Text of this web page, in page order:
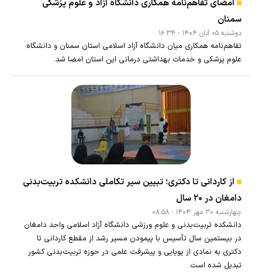
امضای تفاهم‌نامه همکاری دانشگاه آزاد و علوم پزشکی
سمنان
دوشنبه ۰۵ آبان ۱۴۰۴ - ۱۶:۳۴
تفاهم‌نامه همکاری میان دانشگاه آزاد اسلامی استان سمنان و دانشگاه
علوم پزشکی و خدمات بهداشتی درمانی این استان امضا شد.
از کاردانی تا دکتری؛ تبیین سیر تکاملی دانشکده تربیت‌بدنی
دامغان در ۲۰ سال
چهارشنبه ۳۰ مهر ۱۴۰۴ - ۰۸:۵۸
دانشکده تربیت‌بدنی و علوم ورزشی دانشگاه آزاد اسلامی واحد دامغان
در بیستمین سال تأسیس با پیمودن مسیر رشد از مقطع کاردانی تا
دکتری به نمادی از پویایی و پیشرفت علمی در حوزه تربیت‌بدنی کشور
تبدیل شده است.